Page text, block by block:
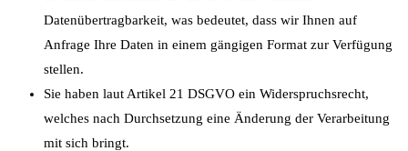
Datenübertragbarkeit, was bedeutet, dass wir Ihnen auf
Anfrage Ihre Daten in einem gängigen Format zur Verfügung
stellen.
Sie haben laut Artikel 21 DSGVO ein Widerspruchsrecht,
welches nach Durchsetzung eine Änderung der Verarbeitung
mit sich bringt.